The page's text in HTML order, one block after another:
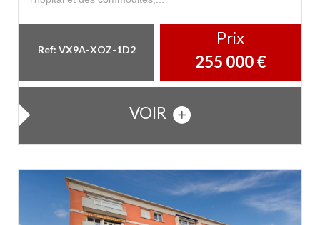
Ref: VX9A-XOZ-1D2
Prix
255 000 €
VOIR